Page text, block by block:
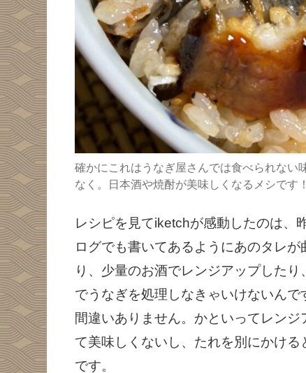
確かにこれはうなぎ屋さんでは食べられな
なく。日本酒や焼酎が美味しくなるメシです！
レシピを見てiketchが感動したのは、
ログでも書いてあるようにあのタレ
り、少量のお酒でレンジアップした
でうなぎを処理しなきゃいけないん
間違いありません。かといってレン
て美味しくないし、たれを別にかけ
です。